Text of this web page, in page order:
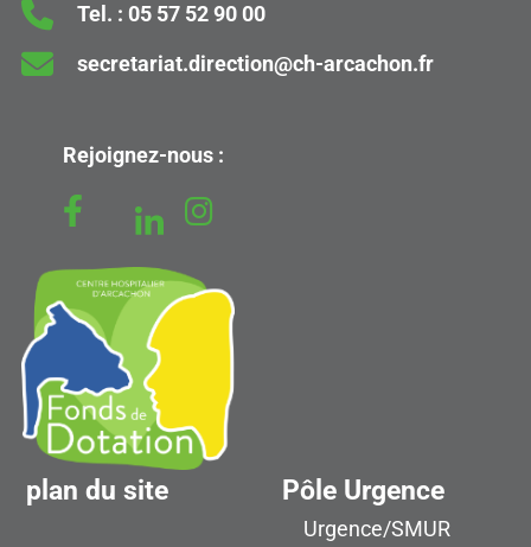
Tel. : 05 57 52 90 00
secretariat.direction@ch-arcachon.fr
Rejoignez-nous :
plan du site Pôle Urgence
Urgence/SMUR